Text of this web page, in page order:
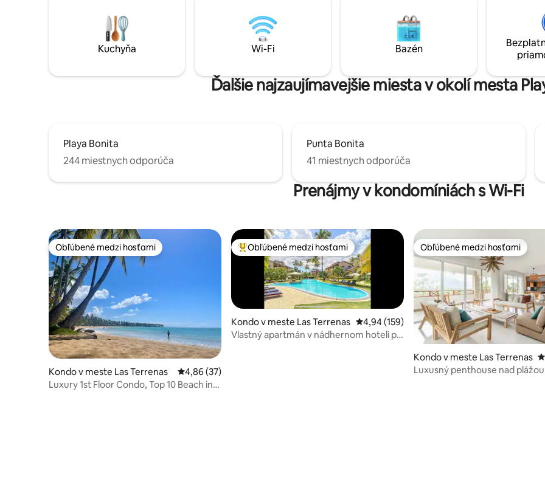
posteľou Queen a rozkladacou
pohovkou ( 2 x dvojlôžko), čo vytvára
veľkú relaxačnú zónu s 52-palcovou
televíziou s inteligentnou televíziou. Na
servisná miestnosť.
výhľadom na oceán. Vysokorýchlostné
Wi-Fi pripojenie, moderná kuchyňa s
umývačkou riadu + Netflix pre dokonalý
pobyt.
prístup do plážového klubu s
nekonečným okrajom,
mori a uvoľnenou atmosférou,
ktorej je Playa Bonita naozaj
nezabudnuteľná.
Kuchyňa Wi-Fi Bazén
Ďalšie najzaujímavejšie miesta v okolí mesta
Playa Bonita
244 miestnych odporúča
Punta Bonita
41 miestnych odporúča
Prenájmy v kondomíniách s Wi-Fi
Obľúbené medzi hosťami
Obľúbené medzi hosťami
Kondo v meste Las Terrenas Priemerné ohodnotenie 4,86 z 5, počet hodnotení: 37
4,86 (37)
Luxury 1st Floor Condo, Top 10 Beach in
Najobľúbenejšie medzi hosťami
Obľúbené medzi hosťami
Kondo v meste Las Terrenas Priemerné ohodnotenie 4,94 z 5, počet
4,94 (159)
Vlastný apartmán v nádhernom hoteli pri
Obľúbené medzi hosťami
Obľúbené medzi hosťami
Kondo v meste Las Terrenas
Luxusný penthouse nad